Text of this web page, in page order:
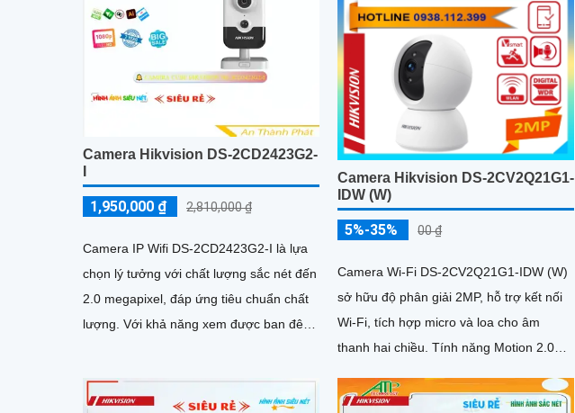
Camera Hikvision DS-2CD2423G2-
1,950,000 ₫ 2,810,000 ₫
Camera IP Wifi DS-2CD2423G2-I là lựa
chọn lý tưởng với chất lượng sắc nét đến
2.0 megapixel, đáp ứng tiêu chuẩn chất
lượng. Với khả năng xem được ban đêm
Camera Hikvision DS-2CV2Q21G1-
IDW (W)
5%-35% 00 ₫
Camera Wi-Fi DS-2CV2Q21G1-IDW (W)
sở hữu độ phân giải 2MP, hỗ trợ kết nối
Wi-Fi, tích hợp micro và loa cho âm
thanh hai chiều. Tính năng Motion 2.0